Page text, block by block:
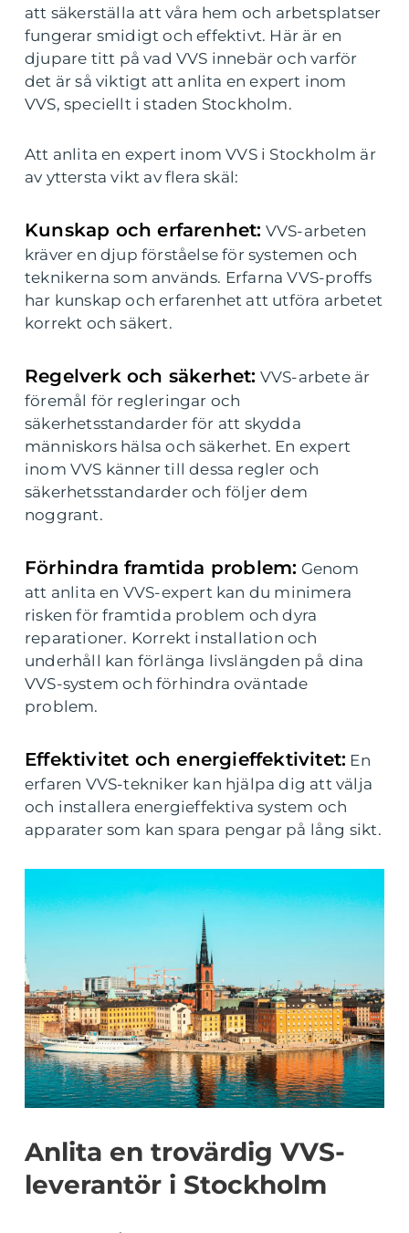
att säkerställa att våra hem och arbetsplatser
fungerar smidigt och effektivt. Här är en
djupare titt på vad VVS innebär och varför
det är så viktigt att anlita en expert inom
VVS, speciellt i staden Stockholm.
Att anlita en expert inom VVS i Stockholm är
av yttersta vikt av flera skäl:
Kunskap och erfarenhet: VVS-arbeten
kräver en djup förståelse för systemen och
teknikerna som används. Erfarna VVS-proffs
har kunskap och erfarenhet att utföra arbetet
korrekt och säkert.
Regelverk och säkerhet: VVS-arbete är
föremål för regleringar och
säkerhetsstandarder för att skydda
människors hälsa och säkerhet. En expert
inom VVS känner till dessa regler och
säkerhetsstandarder och följer dem
noggrant.
Förhindra framtida problem: Genom
att anlita en VVS-expert kan du minimera
risken för framtida problem och dyra
reparationer. Korrekt installation och
underhåll kan förlänga livslängden på dina
VVS-system och förhindra oväntade
problem.
Effektivitet och energieffektivitet: En
erfaren VVS-tekniker kan hjälpa dig att välja
och installera energieffektiva system och
apparater som kan spara pengar på lång sikt.
Anlita en trovärdig VVS-
leverantör i Stockholm